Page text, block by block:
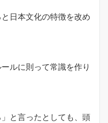
日本文化の特徴を改め
ルに則って常識を作り
と言ったとしても、頭